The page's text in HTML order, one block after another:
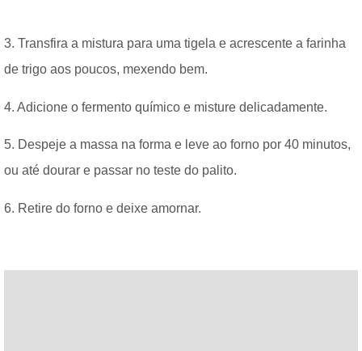
3. Transfira a mistura para uma tigela e acrescente a farinha
de trigo aos poucos, mexendo bem.
4. Adicione o fermento químico e misture delicadamente.
5. Despeje a massa na forma e leve ao forno por 40 minutos,
ou até dourar e passar no teste do palito.
6. Retire do forno e deixe amornar.